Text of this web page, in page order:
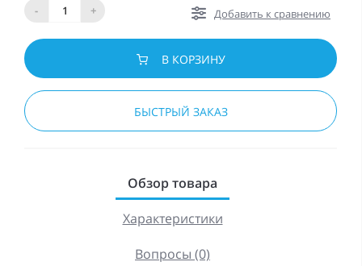
-
+
Добавить к сравнению
В КОРЗИНУ
БЫСТРЫЙ ЗАКАЗ
Обзор товара
Характеристики
Вопросы (0)